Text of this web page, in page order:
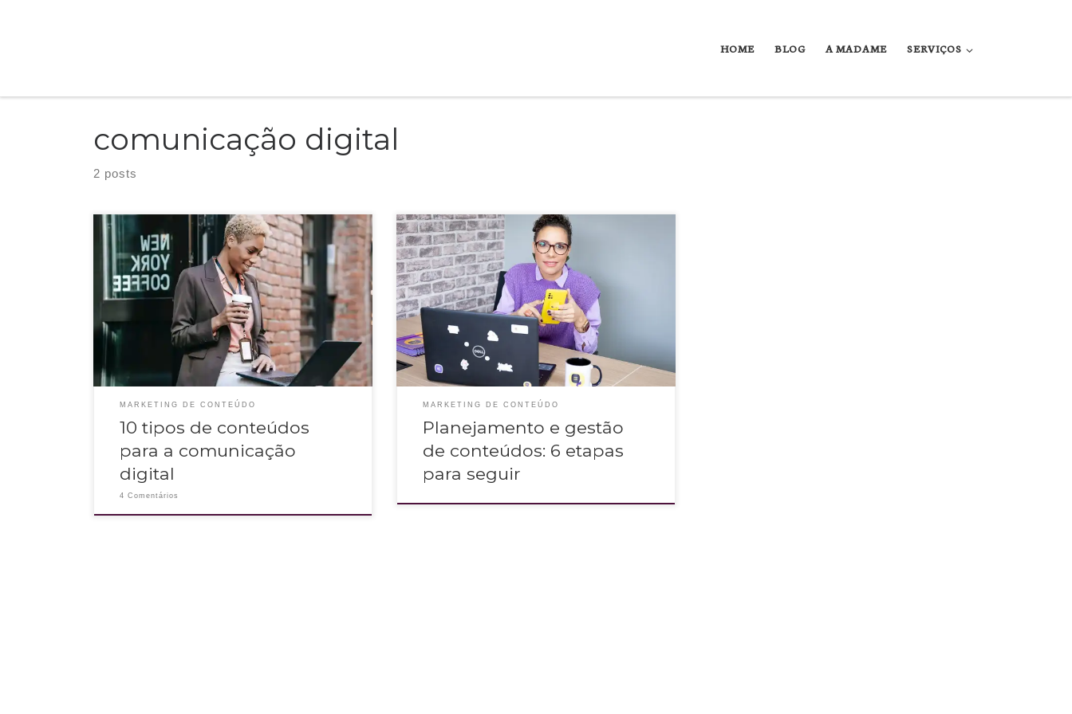
HOME BLOG A MADAME SERVIÇOS
comunicação digital
2 posts
Você utiliza marketing no seu negócio e tem dificuldade para
criar conteúdos criativos e que engajem? Confira 10 tipos de
MARKETING DE CONTEÚDO
10 tipos de conteúdos
para a comunicação
digital
4 Comentários
Planejamento e gestão de conteúdos, é um divisor de águas
para negócios que buscam se destacar com qualidade e
assertividade.
MARKETING DE CONTEÚDO
Planejamento e gestão
de conteúdos: 6 etapas
para seguir